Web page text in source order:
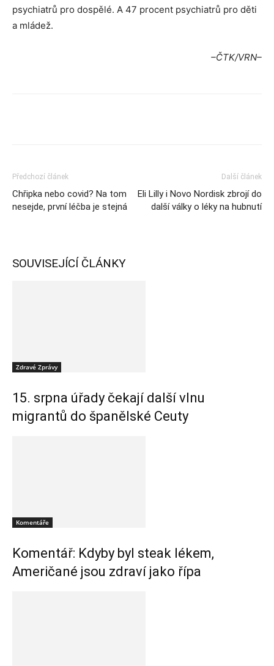
psychiatrů pro dospělé. A 47 procent psychiatrů pro děti
a mládež.
–ČTK/VRN–
Předchozí článek
Chřipka nebo covid? Na tom
nesejde, první léčba je stejná
Další článek
Eli Lilly i Novo Nordisk zbrojí do
další války o léky na hubnutí
SOUVISEJÍCÍ ČLÁNKY
Zdravé Zprávy
15. srpna úřady čekají další vlnu
migrantů do španělské Ceuty
Komentáře
Komentář: Kdyby byl steak lékem,
Američané jsou zdraví jako řípa